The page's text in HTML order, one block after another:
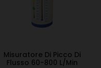
Misuratore Di Picco Di
Flusso 60-800 L/min